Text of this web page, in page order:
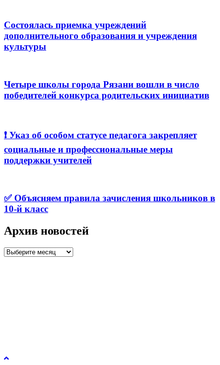
Состоялась приемка учреждений
дополнительного образования и учреждения
культуры
Четыре школы города Рязани вошли в число
победителей конкурса родительских инициатив
❗️ Указ об особом статусе педагога закрепляет
социальные и профессиональные меры
поддержки учителей
✅ Объясняем правила зачисления школьников в
10-й класс
Архив новостей
Архив